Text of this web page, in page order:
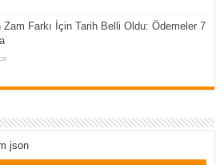
Zam Farkı İçin Tarih Belli Oldu: Ödemeler 7
json